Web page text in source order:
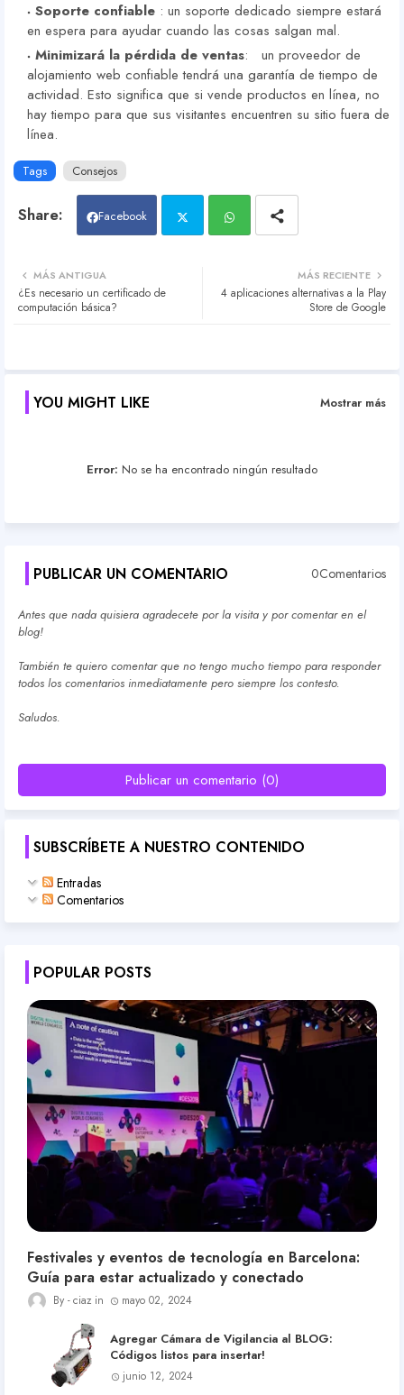
Soporte confiable : un soporte dedicado siempre estará
en espera para ayudar cuando las cosas salgan mal.
Minimizará la pérdida de ventas: un proveedor de
alojamiento web confiable tendrá una garantía de tiempo de
actividad. Esto significa que si vende productos en línea, no
hay tiempo para que sus visitantes encuentren su sitio fuera de
línea.
Tags Consejos
Facebook
atsa
MÁS RECIENTE
4 aplicaciones alternativas a la Play
Store de Google
MÁS ANTIGUA
¿Es necesario un certificado de
computación básica?
YOU MIGHT LIKE Mostrar más
Error: No se ha encontrado ningún resultado
PUBLICAR UN COMENTARIO 0Comentarios
Antes que nada quisiera agradecete por la visita y por comentar en el
blog!
También te quiero comentar que no tengo mucho tiempo para responder
todos los comentarios inmediatamente pero siempre los contesto.
Saludos.
Publicar un comentario (0)
SUBSCRÍBETE A NUESTRO CONTENIDO
Entradas
Comentarios
POPULAR POSTS
Festivales y eventos de tecnología en Barcelona:
Guía para estar actualizado y conectado
ciaz mayo 02, 2024
Agregar Cámara de Vigilancia al BLOG:
Códigos listos para insertar!
junio 12, 2024